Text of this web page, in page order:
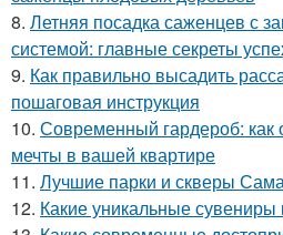
8. Летняя посадка саженцев с
системой: главные секреты
9. Как правильно высадить
пошаговая инструкция
10. Современный гардероб: как
мечты в вашей квартире
11. Лучшие парки и скверы
12. Какие уникальные